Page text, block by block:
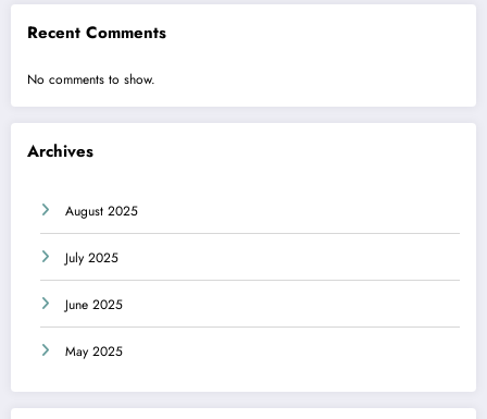
Recent Comments
No comments to show.
Archives
August 2025
July 2025
June 2025
May 2025